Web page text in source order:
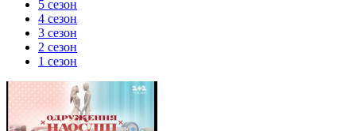
5 сезон
4 сезон
3 сезон
2 сезон
1 сезон